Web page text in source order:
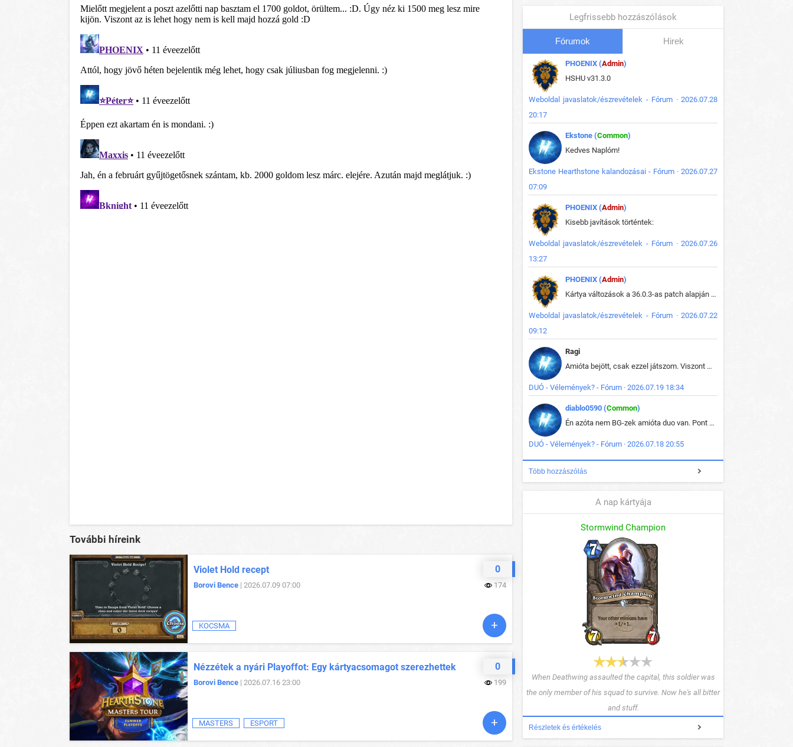
További híreink
0
Violet Hold recept
Borovi Bence | 2026.07.09 07:00 174
KOCSMA
0
Nézzétek a nyári Playoffot: Egy kártyacsomagot szerezhettek
Borovi Bence | 2026.07.16 23:00 199
MASTERS ESPORT
Legfrissebb hozzászólások
Fórumok Hirek
PHOENIX (Admin)
HSHU v31.3.0
Weboldal javaslatok/észrevételek - Fórum · 2026.07.28
20:17
Ekstone (Common)
Kedves Naplóm!
Ekstone Hearthstone kalandozásai - Fórum · 2026.07.27
07:09
PHOENIX (Admin)
Kisebb javítások történtek:
Weboldal javaslatok/észrevételek - Fórum · 2026.07.26
13:27
PHOENIX (Admin)
Kártya változások a 36.0.3-as patch alapján frissítve az adatbázisban (képek is cserélve).
Weboldal javaslatok/észrevételek - Fórum · 2026.07.22
09:12
Ragi
Amióta bejött, csak ezzel játszom. Viszont mint minden más - akár az alapjáték is, ez is baromira összetett lett. Néha már pár kör után is esélytelen az egész. Vagy irreállisan túltápol valaki, vagy lelép a partner, vagy csak hülye mint a segg. És amikor eljönne az én időm, na akkor jön el mindenki másé is. Engem jobban érdekelne, hogy ki milyen ratingen szokott játszani. Na ez lenne egy érdekes adat.
DUÓ - Vélemények? - Fórum · 2026.07.19 18:34
diablo0590 (Common)
Én azóta nem BG-zek amióta duo van. Pont azt szerettem benne, hogy rajtam múlik mi történik, nem pedig a társamon. Kérem vissza a régi BG-t :D
DUÓ - Vélemények? - Fórum · 2026.07.18 20:55
Több hozzászólás
A nap kártyája
Stormwind Champion
When Deathwing assaulted the capital, this soldier was
the only member of his squad to survive. Now he's all bitter
and stuff.
Részletek és értékelés